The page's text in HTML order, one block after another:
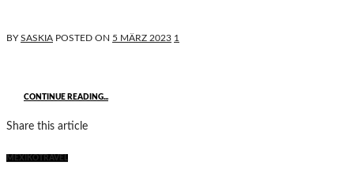
BYSASKIA POSTED ON 5 MÄRZ 2023 1
CONTINUE READING...
Share this article
MEXIKO TRAVEL